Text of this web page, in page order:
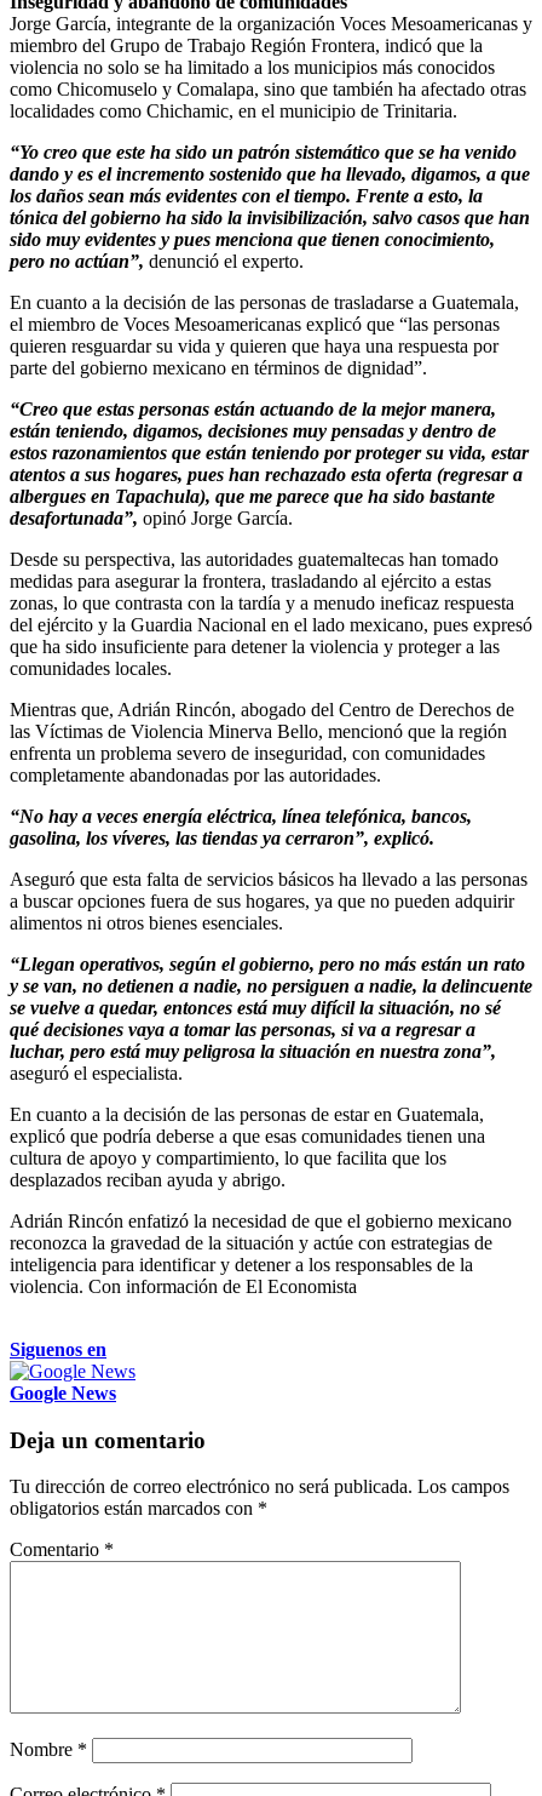
Jorge García, integrante de la organización Voces Mesoamericanas y
miembro del Grupo de Trabajo Región Frontera, indicó que la
violencia no solo se ha limitado a los municipios más conocidos
como Chicomuselo y Comalapa, sino que también ha afectado otras
localidades como Chichamic, en el municipio de Trinitaria.
“Yo creo que este ha sido un patrón sistemático que se ha venido
dando y es el incremento sostenido que ha llevado, digamos, a que
los daños sean más evidentes con el tiempo. Frente a esto, la
tónica del gobierno ha sido la invisibilización, salvo casos que han
sido muy evidentes y pues menciona que tienen conocimiento,
pero no actúan”, denunció el experto.
En cuanto a la decisión de las personas de trasladarse a Guatemala,
el miembro de Voces Mesoamericanas explicó que “las personas
quieren resguardar su vida y quieren que haya una respuesta por
parte del gobierno mexicano en términos de dignidad”.
“Creo que estas personas están actuando de la mejor manera,
están teniendo, digamos, decisiones muy pensadas y dentro de
estos razonamientos que están teniendo por proteger su vida, estar
atentos a sus hogares, pues han rechazado esta oferta (regresar a
albergues en Tapachula), que me parece que ha sido bastante
desafortunada”, opinó Jorge García.
Desde su perspectiva, las autoridades guatemaltecas han tomado
medidas para asegurar la frontera, trasladando al ejército a estas
zonas, lo que contrasta con la tardía y a menudo ineficaz respuesta
del ejército y la Guardia Nacional en el lado mexicano, pues expresó
que ha sido insuficiente para detener la violencia y proteger a las
comunidades locales.
Mientras que, Adrián Rincón, abogado del Centro de Derechos de
las Víctimas de Violencia Minerva Bello, mencionó que la región
enfrenta un problema severo de inseguridad, con comunidades
completamente abandonadas por las autoridades.
“No hay a veces energía eléctrica, línea telefónica, bancos,
gasolina, los víveres, las tiendas ya cerraron”, explicó.
Aseguró que esta falta de servicios básicos ha llevado a las personas
a buscar opciones fuera de sus hogares, ya que no pueden adquirir
alimentos ni otros bienes esenciales.
“Llegan operativos, según el gobierno, pero no más están un rato
y se van, no detienen a nadie, no persiguen a nadie, la delincuente
se vuelve a quedar, entonces está muy difícil la situación, no sé
qué decisiones vaya a tomar las personas, si va a regresar a
luchar, pero está muy peligrosa la situación en nuestra zona”,
aseguró el especialista.
En cuanto a la decisión de las personas de estar en Guatemala,
explicó que podría deberse a que esas comunidades tienen una
cultura de apoyo y compartimiento, lo que facilita que los
desplazados reciban ayuda y abrigo.
Adrián Rincón enfatizó la necesidad de que el gobierno mexicano
reconozca la gravedad de la situación y actúe con estrategias de
inteligencia para identificar y detener a los responsables de la
violencia. Con información de El Economista
Siguenos en
Google News
Deja un comentario
Tu dirección de correo electrónico no será publicada. Los campos
obligatorios están marcados con *
Comentario *
Nombre *